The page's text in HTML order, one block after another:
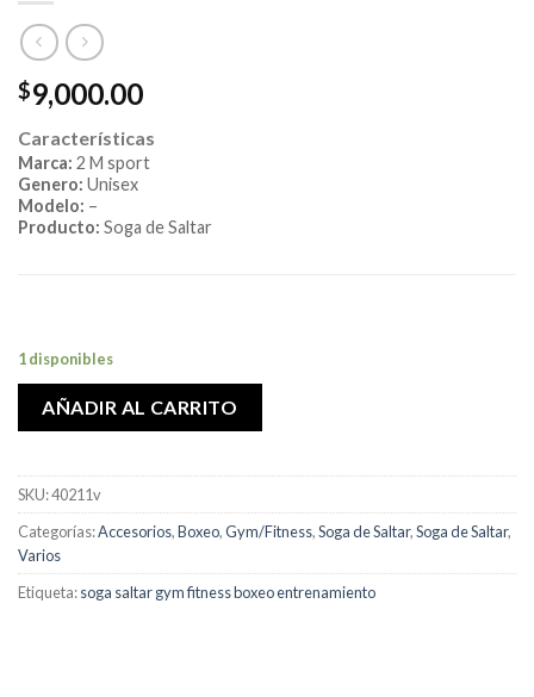
$9,000.00
Características
Marca: 2 M sport
Genero: Unisex
Modelo: –
Producto: Soga de Saltar
1 disponibles
AÑADIR AL CARRITO
SKU:40211v
Categorías:Accesorios,Boxeo,Gym/Fitness,Soga de Saltar,Soga de Saltar,
Varios
Etiqueta:soga saltar gym fitness boxeo entrenamiento